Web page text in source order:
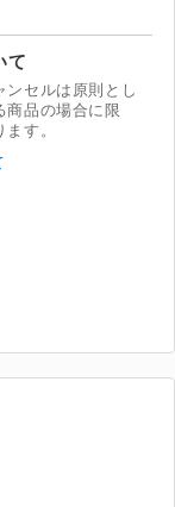
て
セルは原則とし
商品の場合に限
す。